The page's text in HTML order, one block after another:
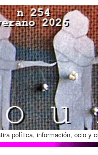
política, información, ocio y